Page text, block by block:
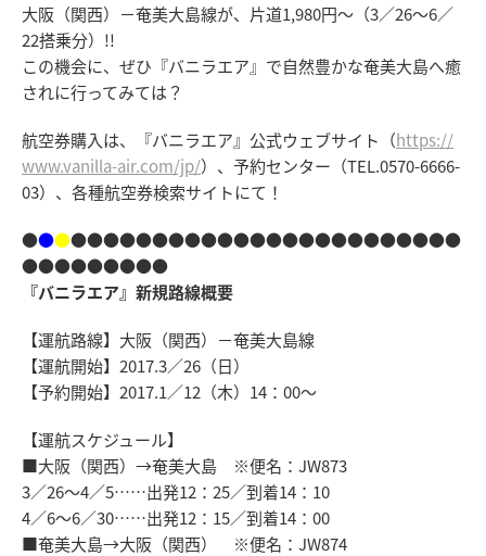
大阪（関西）－奄美大島線が、片道1,980円～（3／26～6／
22搭乗分）!!
この機会に、ぜひ『バニラエア』で自然豊かな奄美大島へ癒
されに行ってみては？
航空券購入は、『バニラエア』公式ウェブサイト（https://
www.vanilla-air.com/jp/）、予約センター（TEL.0570-6666-
03）、各種航空券検索サイトにて！
●●●●●●●●●●●●●●●●●●●●●●●●●●●
●●●●●●●●●
『バニラエア』新規路線概要
【運航路線】大阪（関西）－奄美大島線
【運航開始】2017.3／26（日）
【予約開始】2017.1／12（木）14：00～
【運航スケジュール】
■大阪（関西）→奄美大島 ※便名：JW873
3／26～4／5……出発12：25／到着14：10
4／6～6／30……出発12：15／到着14：00
■奄美大島→大阪（関西） ※便名：JW874